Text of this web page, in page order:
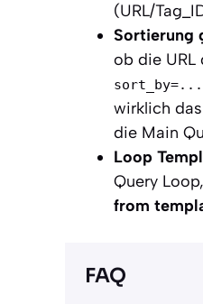
(URL/
Sortierung
ob die URL
sort_by=...
wirklich
die Main
Loop
Query
from
FAQ